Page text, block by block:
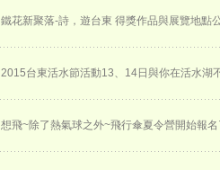
鐵花新聚落-詩，遊台東 得獎作品與展覽地點
2015台東活水節活動13、14日與你在活水湖
想飛~除了熱氣球之外~飛行傘夏令營開始報名